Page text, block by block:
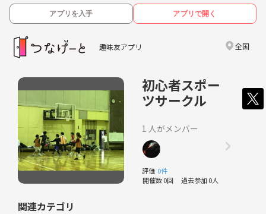
アプリを入手 アプリで開く
趣味友アプリ 全国
初心者スポー
ツサークル
1 人がメンバー
評価 0件
開催数 0回 過去参加 0人
関連カテゴリ